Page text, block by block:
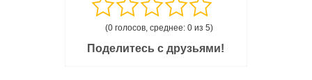
(0 голосов, среднее: 0 из 5)
Поделитесь с друзьями!